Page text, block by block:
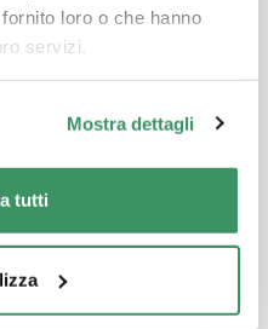
loro o che hanno
servizi.
Mostra dettagli
tutti